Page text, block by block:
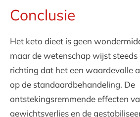
Conclusie
Het keto dieet is geen
maar de wetenschap wijst steeds
richting dat het een waardevolle
op de standaardbehandeling. De
ontstekingsremmende effecten
gewichtsverlies en de